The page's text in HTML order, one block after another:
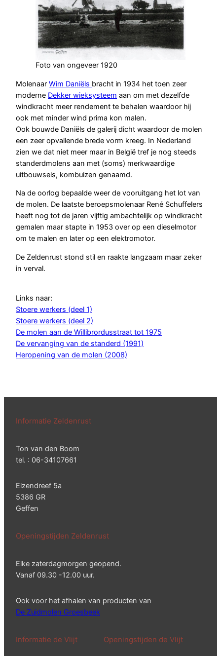
Foto van ongeveer 1920
Molenaar Wim Daniëls bracht in 1934 het toen zeer
moderne Dekker wieksysteem aan om met dezelfde
windkracht meer rendement te behalen waardoor hij
ook met minder wind prima kon malen.
Ook bouwde Daniëls de galerij dicht waardoor de molen
een zeer opvallende brede vorm kreeg. In Nederland
zien we dat niet meer maar in België tref je nog steeds
standerdmolens aan met (soms) merkwaardige
uitbouwsels, kombuizen genaamd.
Na de oorlog bepaalde weer de vooruitgang het lot van
de molen. De laatste beroepsmolenaar René Schuffelers
heeft nog tot de jaren vijftig ambachtelijk op windkracht
gemalen maar stapte in 1953 over op een dieselmotor
om te malen en later op een elektromotor.
De Zeldenrust stond stil en raakte langzaam maar zeker
in verval.
Links naar:
Stoere werkers (deel 1)
Stoere werkers (deel 2)
De molen aan de Willibrordusstraat tot 1975
De vervanging van de standerd (1991)
Heropening van de molen (2008)
Informatie Zeldenrust
Ton van den Boom
tel. : 06-34107661
Elzendreef 5a
5386 GR
Geffen
Openingstijden Zeldenrust
Elke zaterdagmorgen geopend.
Vanaf 09.30 -12.00 uur.
Ook voor het afhalen van producten van
De Zuidmolen Groesbeek
Informatie de Vlijt Openingstijden de Vlijt